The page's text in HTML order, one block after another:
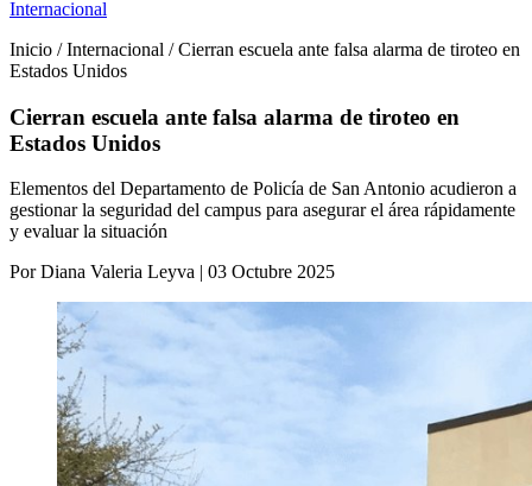
Internacional
Inicio / Internacional / Cierran escuela ante falsa alarma de tiroteo en
Estados Unidos
Cierran escuela ante falsa alarma de tiroteo en
Estados Unidos
Elementos del Departamento de Policía de San Antonio acudieron a
gestionar la seguridad del campus para asegurar el área rápidamente
y evaluar la situación
Por Diana Valeria Leyva | 03 Octubre 2025